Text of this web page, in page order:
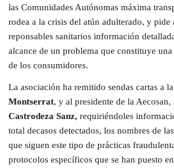
las Comunidades Autónomas máxima
rodea a la crisis del atún adulterado, y pide
reponsables sanitarios información
alcance de un problema que constituye una
de los consumidores.
La asociación ha remitido sendas cartas a
Montserrat, y al presidente de la Aecosan,
Castrodeza Sanz, requiriéndoles
total decasos detectados, los nombres de
que siguen este tipo de prácticas
protocolos específicos que se han puesto